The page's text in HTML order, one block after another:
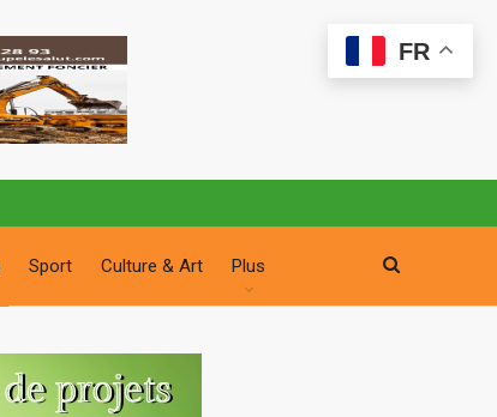
Sport Culture & Art Plus
FR